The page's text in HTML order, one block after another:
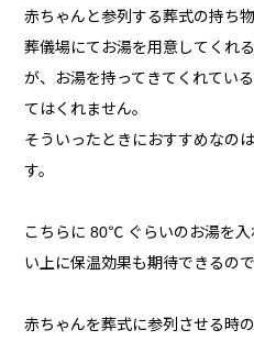
赤ちゃんと参列する葬式の持ち
葬儀場にてお湯を用意してくれ
が、お湯を持ってきてくれてい
てはくれません。
そういったときにおすすめなの
す。
こちらに 80℃ ぐらいのお湯を
い上に保温効果も期待できるの
赤ちゃんを葬式に参列させる時